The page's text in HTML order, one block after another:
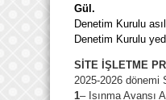
Gül.
Denetim Kurulu
Denetim Kurulu
SİTE İŞLETME
2025-2026 dönemi
1– Isınma Avansı